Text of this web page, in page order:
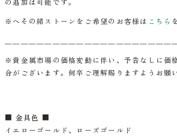
※へその緒ストーンをご希望のお客様は こちら
※貴金属市場の価格変動に伴い、予告なしに価
合がございます。何卒ご理解賜りますようお願
■ 金具色 ■
イエローゴールド、ローズゴールド